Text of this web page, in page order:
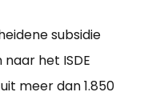
subsidie
het ISDE
meer dan 1.850